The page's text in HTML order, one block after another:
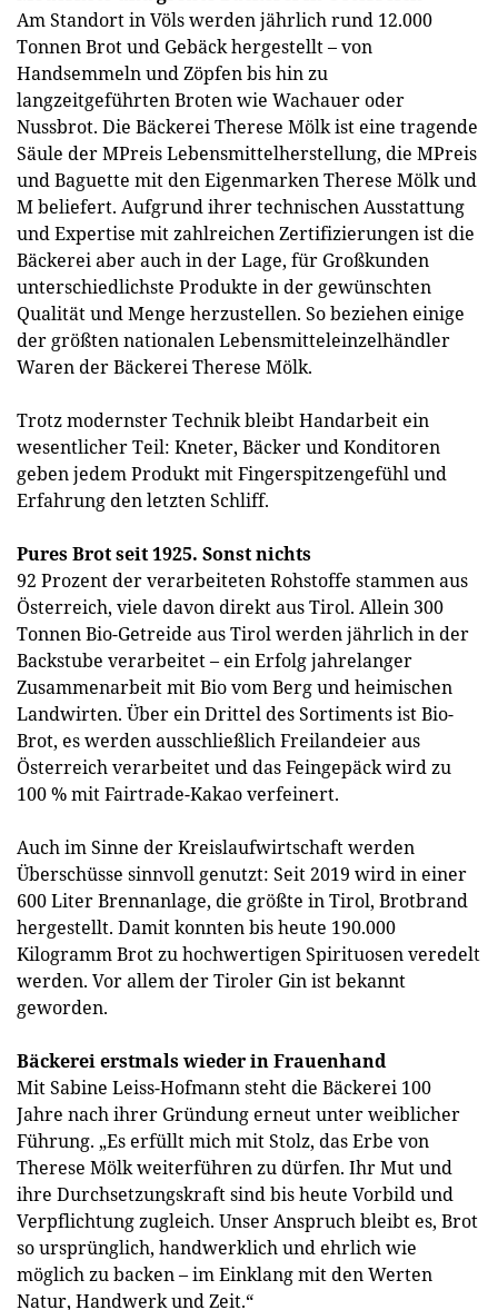
Am Standort in Völs werden jährlich rund 12.000
Tonnen Brot und Gebäck hergestellt – von
Handsemmeln und Zöpfen bis hin zu
langzeitgeführten Broten wie Wachauer oder
Nussbrot. Die Bäckerei Therese Mölk ist eine tragende
Säule der MPreis Lebensmittelherstellung, die MPreis
und Baguette mit den Eigenmarken Therese Mölk und
M beliefert. Aufgrund ihrer technischen Ausstattung
und Expertise mit zahlreichen Zertifizierungen ist die
Bäckerei aber auch in der Lage, für Großkunden
unterschiedlichste Produkte in der gewünschten
Qualität und Menge herzustellen. So beziehen einige
der größten nationalen Lebensmitteleinzelhändler
Waren der Bäckerei Therese Mölk.
Trotz modernster Technik bleibt Handarbeit ein
wesentlicher Teil: Kneter, Bäcker und Konditoren
geben jedem Produkt mit Fingerspitzengefühl und
Erfahrung den letzten Schliff.
Pures Brot seit 1925. Sonst nichts
92 Prozent der verarbeiteten Rohstoffe stammen aus
Österreich, viele davon direkt aus Tirol. Allein 300
Tonnen Bio-Getreide aus Tirol werden jährlich in der
Backstube verarbeitet – ein Erfolg jahrelanger
Zusammenarbeit mit Bio vom Berg und heimischen
Landwirten. Über ein Drittel des Sortiments ist Bio-
Brot, es werden ausschließlich Freilandeier aus
Österreich verarbeitet und das Feingepäck wird zu
100 % mit Fairtrade-Kakao verfeinert.
Auch im Sinne der Kreislaufwirtschaft werden
Überschüsse sinnvoll genutzt: Seit 2019 wird in einer
600 Liter Brennanlage, die größte in Tirol, Brotbrand
hergestellt. Damit konnten bis heute 190.000
Kilogramm Brot zu hochwertigen Spirituosen veredelt
werden. Vor allem der Tiroler Gin ist bekannt
geworden.
Bäckerei erstmals wieder in Frauenhand
Mit Sabine Leiss-Hofmann steht die Bäckerei 100
Jahre nach ihrer Gründung erneut unter weiblicher
Führung. „Es erfüllt mich mit Stolz, das Erbe von
Therese Mölk weiterführen zu dürfen. Ihr Mut und
ihre Durchsetzungskraft sind bis heute Vorbild und
Verpflichtung zugleich. Unser Anspruch bleibt es, Brot
so ursprünglich, handwerklich und ehrlich wie
möglich zu backen – im Einklang mit den Werten
Natur, Handwerk und Zeit.“